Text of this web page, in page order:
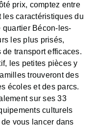
prix, comptez entre
les caractéristiques du
quartier Bécon-les-
les plus prisés,
transport efficaces.
les petites pièces y
trouveront des
écoles et des parcs.
sur ses 33
culturels
vous lancer dans